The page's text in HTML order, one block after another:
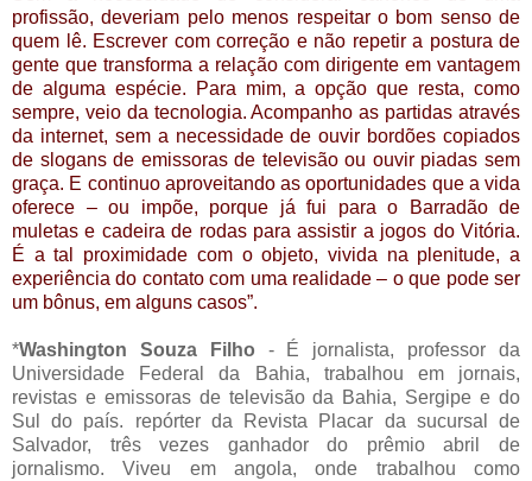
profissão, deveriam pelo menos respeitar o bom senso de
quem lê. Escrever com correção e não repetir a postura de
gente que transforma a relação com dirigente em vantagem
de alguma espécie. Para mim, a opção que resta, como
sempre, veio da tecnologia. Acompanho as partidas através
da internet, sem a necessidade de ouvir bordões copiados
de slogans de emissoras de televisão ou ouvir piadas sem
graça. E continuo aproveitando as oportunidades que a vida
oferece – ou impõe, porque já fui para o Barradão de
muletas e cadeira de rodas para assistir a jogos do Vitória.
É a tal proximidade com o objeto, vivida na plenitude, a
experiência do contato com uma realidade – o que pode ser
um bônus, em alguns casos”.
*Washington Souza Filho - É jornalista, professor da
Universidade Federal da Bahia, trabalhou em jornais,
revistas e emissoras de televisão da Bahia, Sergipe e do
Sul do país. repórter da Revista Placar da sucursal de
Salvador, três vezes ganhador do prêmio abril de
jornalismo. Viveu em angola, onde trabalhou como